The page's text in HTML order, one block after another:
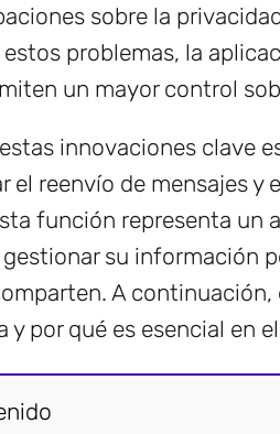
sobre la
estos problemas, la
un mayor control
innovaciones clave
el reenvío de mensajes y
función representa un
su información
A
y por qué es esencial en